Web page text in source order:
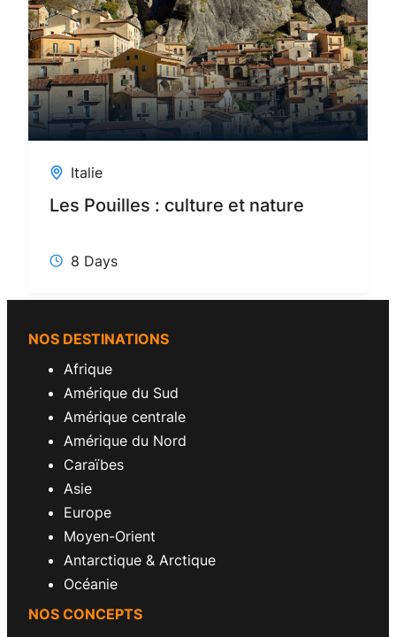
Italie
Les Pouilles : culture et nature
8 Days
NOS DESTINATIONS
Afrique
Amérique du Sud
Amérique centrale
Amérique du Nord
Caraïbes
Asie
Europe
Moyen-Orient
Antarctique & Arctique
Océanie
NOS CONCEPTS